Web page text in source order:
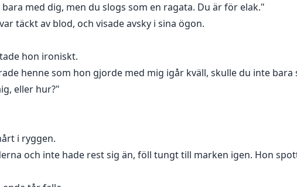
med dig, men du slogs som en ragata. Du är för elak."
täckt av blod, och visade avsky i sina ögon.
hon ironiskt.
henne som hon gjorde med mig igår kväll, skulle du inte bara
eller hur?"
i ryggen.
och inte hade rest sig än, föll tungt till marken igen. Hon